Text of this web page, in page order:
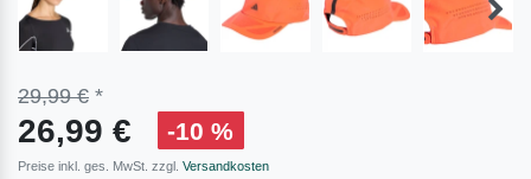
29,99 € *
26,99 € -10 %
Preise inkl. ges. MwSt. zzgl. Versandkosten